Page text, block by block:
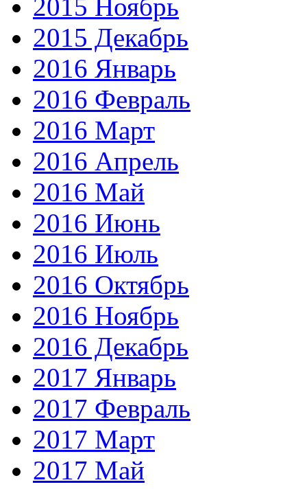
2015 Ноябрь
2015 Декабрь
2016 Январь
2016 Февраль
2016 Март
2016 Апрель
2016 Май
2016 Июнь
2016 Июль
2016 Октябрь
2016 Ноябрь
2016 Декабрь
2017 Январь
2017 Февраль
2017 Март
2017 Май